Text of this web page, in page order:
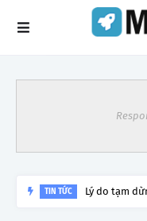
TIN TỨC Lý do tạm